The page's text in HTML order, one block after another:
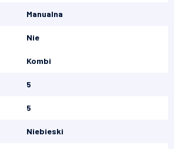
Manualna
Nie
Kombi
5
5
Niebieski